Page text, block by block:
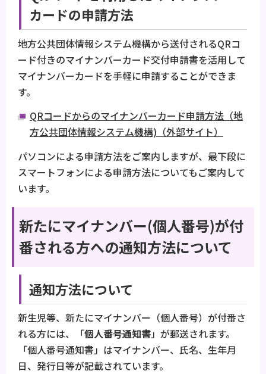
カードの申請方法
地方公共団体情報システム機構から送付されるQRコ
ード付きのマイナンバーカード交付申請書を活用して
マイナンバーカードを手軽に申請することができま
す。
QRコードからのマイナンバーカード申請方法（地
方公共団体情報システム機構)（外部サイト）
パソコンによる申請方法をご案内しますが、最下段に
スマートフォンによる申請方法についてもご案内して
います。
新たにマイナンバー(個人番号)が付
番される方への通知方法について
通知方法について
新生児等、新たにマイナンバー（個人番号）が付番さ
れる方には、「個人番号通知書」が郵送されます。
「個人番号通知書」はマイナンバー、氏名、生年月
日、発行日等が記載されています。